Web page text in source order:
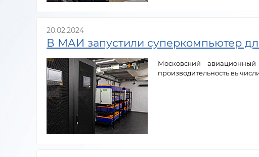
20.02.2024
В МАИ запустили суперкомпьютер
Московский
производительность